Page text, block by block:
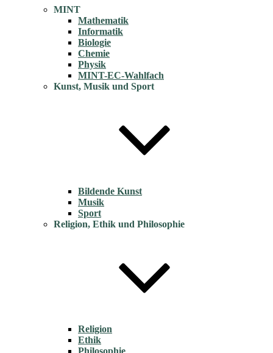
MINT
Mathematik
Informatik
Biologie
Chemie
Physik
MINT-EC-Wahlfach
Kunst, Musik und Sport
Bildende Kunst
Musik
Sport
Religion, Ethik und Philosophie
Religion
Ethik
Philosophie